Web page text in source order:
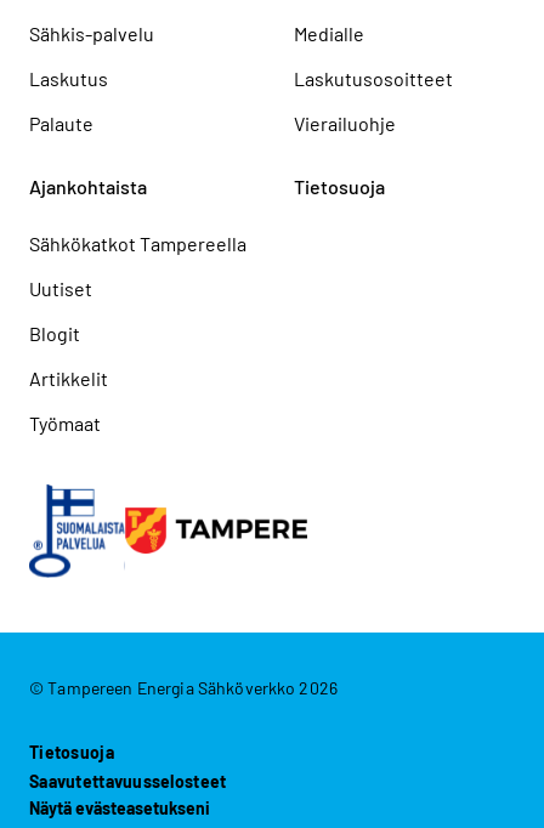
Sähkis-palvelu
Laskutus
Palaute
Medialle
Laskutusosoitteet
Vierailuohje
Ajankohtaista
Sähkökatkot Tampereella
Uutiset
Blogit
Artikkelit
Työmaat
Tietosuoja
© Tampereen Energia Sähköverkko 2026
Tietosuoja
Saavutettavuusselosteet
Näytä evästeasetukseni